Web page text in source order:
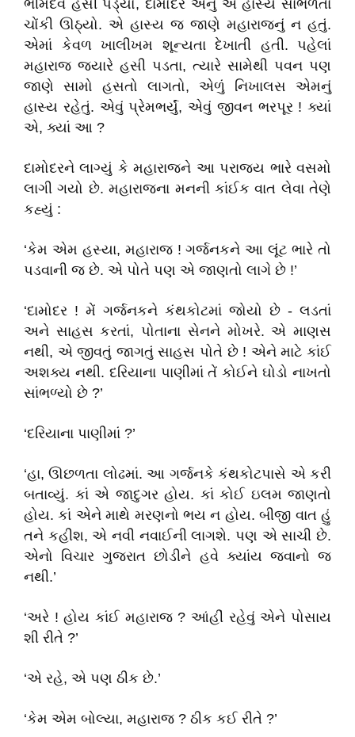
ભીમદેવ હસી પડ્યો, દામોદર એનું એ હાસ્ય સાંભળતાં
ચોંકી ઊઠ્યો. એ હાસ્ય જ જાણે મહારાજનું ન હતું.
એમાં કેવળ ખાલીખમ શૂન્યતા દેખાતી હતી. પહેલાં
મહારાજ જ્યારે હસી પડતા, ત્યારે સામેથી પવન પણ
જાણે સામો હસતો લાગતો, એળું નિખાલસ એમનું
હાસ્ય રહેતું. એવું પ્રેમભર્યું, એવું જીવન ભરપૂર ! ક્યાં
એ, ક્યાં આ ?
દામોદરને લાગ્યું કે મહારાજને આ પરાજય ભારે વસમો
લાગી ગયો છે. મહારાજના મનની કાંઈક વાત લેવા તેણે
કહ્યું :
‘કેમ એમ હસ્યા, મહારાજ ! ગર્જનકને આ લૂંટ ભારે તો
પડવાની જ છે. એ પોતે પણ એ જાણતો લાગે છે !’
‘દામોદર ! મેં ગર્જનકને કંથકોટમાં જોયો છે - લડતાં
અને સાહસ કરતાં, પોતાના સેનને મોખરે. એ માણસ
નથી, એ જીવતું જાગતું સાહસ પોતે છે ! એને માટે કાંઈ
અશક્ય નથી. દરિયાના પાણીમાં તેં કોઈને ઘોડો નાખતો
સાંભળ્યો છે ?’
‘દરિયાના પાણીમાં ?’
‘હા, ઊછળતા લોઢમાં. આ ગર્જનકે કંથકોટપાસે એ કરી
બતાવ્યું. કાં એ જાદુગર હોય. કાં કોઈ ઇલમ જાણતો
હોય. કાં એને માથે મરણનો ભય ન હોય. બીજી વાત હું
તને કહીશ, એ નવી નવાઈની લાગશે. પણ એ સાચી છે.
એનો વિચાર ગુજરાત છોડીને હવે ક્યાંય જવાનો જ
નથી.’
‘અરે ! હોય કાંઈ મહારાજ ? આંહીં રહેવું એને પોસાય
શી રીતે ?’
‘એ રહે, એ પણ ઠીક છે.’
‘કેમ એમ બોલ્યા, મહારાજ ? ઠીક કઈ રીતે ?’